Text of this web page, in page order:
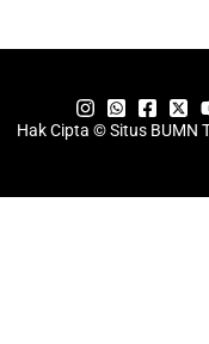
Hak Cipta © Situs BUMN